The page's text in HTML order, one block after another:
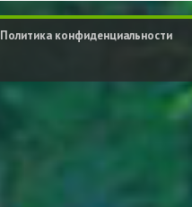
Политика конфиденциальности